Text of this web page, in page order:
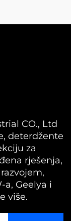
CO., Ltd
deterdžente
za
rješenja,
a, Geelya i
više.